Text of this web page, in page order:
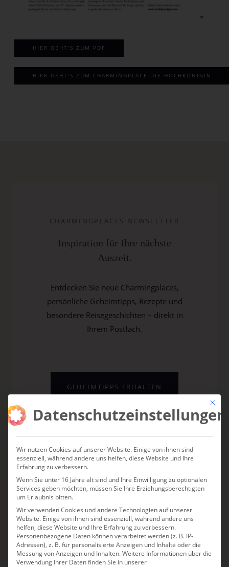
HIER GEHT'S ZUM PDF
HIER GEHT'S ZUM CHARMINGPLACE DIE HOCHKÖNIGIN
CHARMINGPLACES NEWSLETTER
Inspiration für Ihre nächste
Auszeit.
Entdecken Sie neue Charmingplaces,
persönliche Geheimtipps, Rezepte und
besondere Reisegeschichten – direkt in
Ihrem Postfach.
GEHEIMTIPPS ERHALTEN
KOSTENLOS · JEDERZEIT ABMELDBAR
DAS KÖNNTE IHNEN
AUCH GEFALLEN
Mit
Datenschutzeinstellungen
Wir nutzen Cookies auf unserer Website. Einige von ihnen sind
essenziell, während andere uns helfen, diese Website und Ihre
Erfahrung zu verbessern.
Wenn Sie unter 16 Jahre alt sind und Ihre Einwilligung zu optionalen
Services geben möchten, müssen Sie Ihre Erziehungsberechtigten
um Erlaubnis bitten.
Wir verwenden Cookies und andere Technologien auf unserer
Website. Einige von ihnen sind essenziell, während andere uns
helfen, diese Website und Ihre Erfahrung zu verbessern.
Personenbezogene Daten können verarbeitet werden (z. B. IP-
Adressen), z. B. für personalisierte Anzeigen und Inhalte oder die
Messung von Anzeigen und Inhalten.Weitere Informationen über die
Verwendung Ihrer Daten finden Sie in unserer